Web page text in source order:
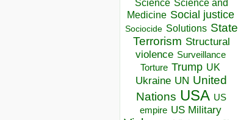
Science Science and
Medicine Social justice
Sociocide Solutions State
Terrorism Structural
violence Surveillance
Torture Trump UK
Ukraine UN United
Nations USA US
empire US Military